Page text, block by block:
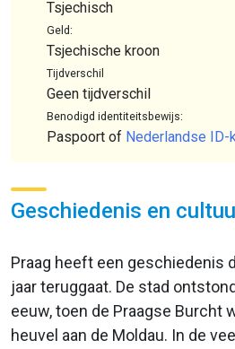
Tsjechisch
Geld:
Tsjechische kroon
Tijdverschil
Geen tijdverschil
Benodigd identiteitsbewijs:
Paspoort of Nederlandse ID-
Geschiedenis en
Praag heeft een geschiedenis
jaar teruggaat. De stad
eeuw, toen de Praagse Burcht
heuvel aan de Moldau. In de